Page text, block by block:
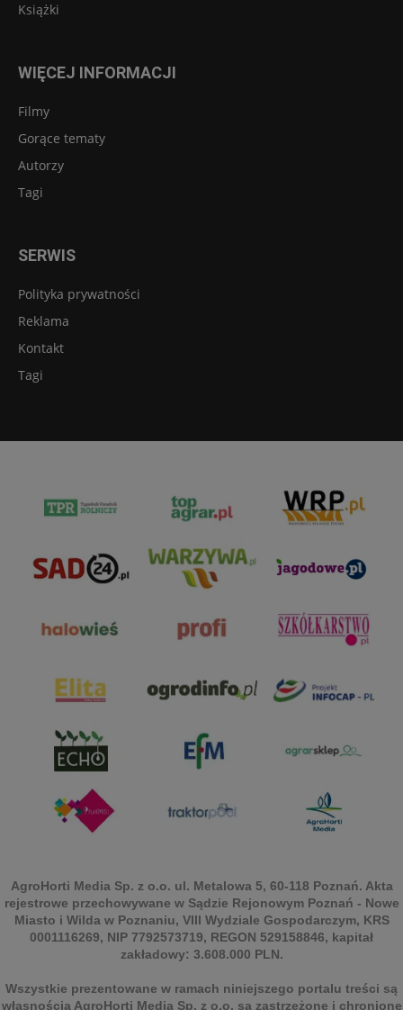
Książki
WIĘCEJ INFORMACJI
Filmy
Gorące tematy
Autorzy
Tagi
SERWIS
Polityka prywatności
Reklama
Kontakt
Tagi
AgroHorti Media Sp. z o.o. ul. Metalowa 5, 60-118 Poznań. Akta
rejestrowe przechowywane w Sądzie Rejonowym Poznań - Nowe
Miasto i Wilda w Poznaniu, VIII Wydziale Gospodarczym, KRS
0001116269, NIP 7792573719, REGON 529158846, kapitał
zakładowy: 3.608.000 PLN.
Wszystkie prezentowane w ramach niniejszego portalu treści są
własnością AgroHorti Media Sp. z o.o, są zastrzeżone i chronione